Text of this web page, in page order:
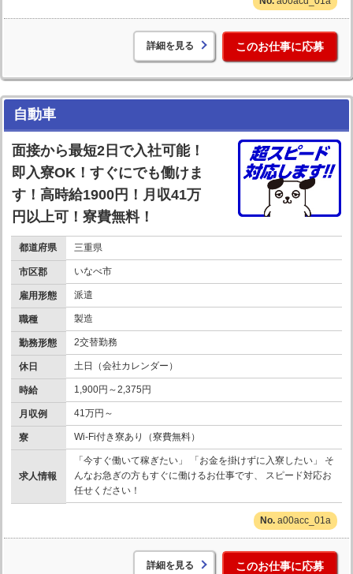
詳細を見る このお仕事に応募
自動車
面接から最短2日で入社可能！
即入寮OK！すぐにでも働けま
す！高時給1900円！月収41万
円以上可！寮費無料！
都道府県 三重県
市区郡 いなべ市
雇用形態 派遣
職種 製造
勤務形態 2交替勤務
休日 土日（会社カレンダー）
時給 1,900円～2,375円
月収例 41万円～
寮 Wi-Fi付き寮あり（寮費無料）
求人情報
「今すぐ働いて稼ぎたい」 「お金を掛けずに入寮したい」 そ
んなお急ぎの方もすぐに働けるお仕事です、 スピード対応お
任せください！
a00acc_01a
詳細を見る このお仕事に応募